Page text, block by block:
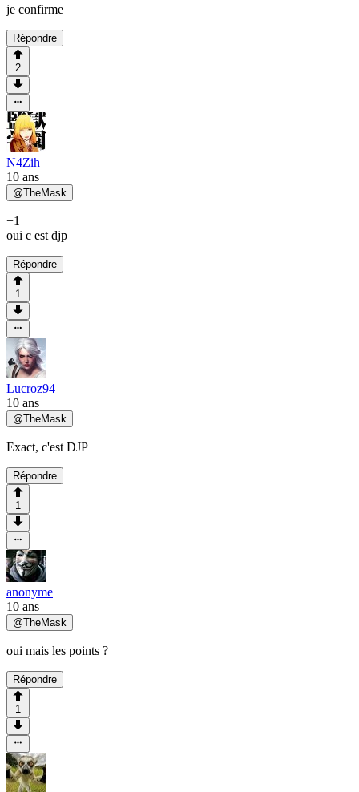
je confirme
Répondre
2
N4Zih
10 ans
@TheMask
+1
oui c est djp
Répondre
1
Lucroz94
10 ans
@TheMask
Exact, c'est DJP
Répondre
1
anonyme
10 ans
@TheMask
oui mais les points ?
Répondre
1